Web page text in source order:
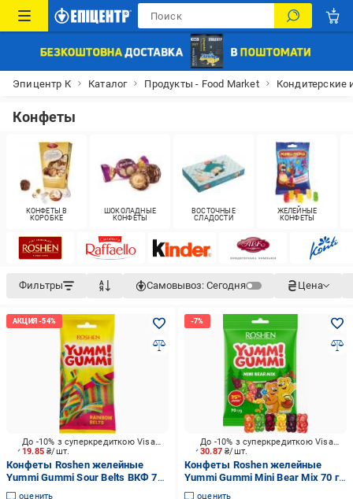
Эпицентр К Каталог Продукты - Food Market Кондитерские
Конфеты
КОНФЕТЫ В
КОРОБКЕ
ШОКОЛАДНЫЕ
КОНФЕТЫ
ВОСТОЧНЫЕ
СЛАДОСТИ
ЖЕЛЕЙНЫЕ
КОНФЕТЫ
Фильтры Самовывоз: Сегодня Цена
19.85₴/шт.
До -10% з суперкредиткою Visa Вигода
Конфеты Roshen желейные
Yummi Gummi Sour Belts ВКФ 70
г (4823077636264)
оценить
30.87₴/шт.
До -10% з суперкредиткою Visa Вигода
Конфеты Roshen желейные
Yummi Gummi Mini Bear Mix 70 г
(4823077621307)
оценить